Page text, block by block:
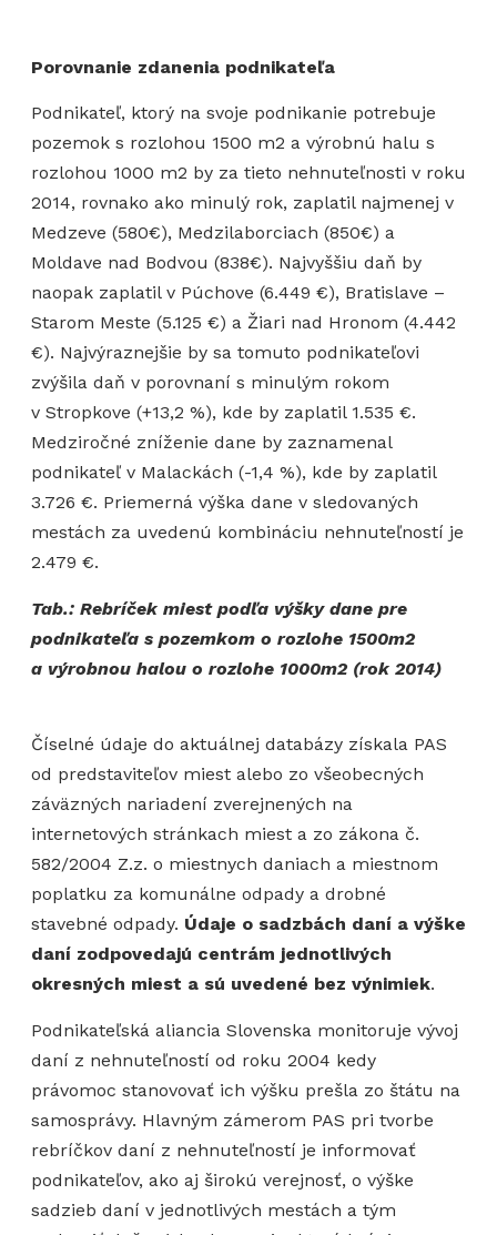
Porovnanie zdanenia podnikateľa
Podnikateľ, ktorý na svoje podnikanie potrebuje
pozemok s rozlohou 1500 m2 a výrobnú halu s
rozlohou 1000 m2 by za tieto nehnuteľnosti v roku
2014, rovnako ako minulý rok, zaplatil najmenej v
Medzeve (580€), Medzilaborciach (850€) a
Moldave nad Bodvou (838€). Najvyššiu daň by
naopak zaplatil v Púchove (6.449 €), Bratislave –
Starom Meste (5.125 €) a Žiari nad Hronom (4.442
€). Najvýraznejšie by sa tomuto podnikateľovi
zvýšila daň v porovnaní s minulým rokom
v Stropkove (+13,2 %), kde by zaplatil 1.535 €.
Medziročné zníženie dane by zaznamenal
podnikateľ v Malackách (-1,4 %), kde by zaplatil
3.726 €. Priemerná výška dane v sledovaných
mestách za uvedenú kombináciu nehnuteľností je
2.479 €.
Tab.: Rebríček miest podľa výšky dane pre
podnikateľa s pozemkom o rozlohe 1500m2
a výrobnou halou o rozlohe 1000m2 (rok 2014)
Číselné údaje do aktuálnej databázy získala PAS
od predstaviteľov miest alebo zo všeobecných
záväzných nariadení zverejnených na
internetových stránkach miest a zo zákona č.
582/2004 Z.z. o miestnych daniach a miestnom
poplatku za komunálne odpady a drobné
stavebné odpady. Údaje o sadzbách daní a výške
daní zodpovedajú centrám jednotlivých
okresných miest a sú uvedené bez výnimiek.
Podnikateľská aliancia Slovenska monitoruje vývoj
daní z nehnuteľností od roku 2004 kedy
právomoc stanovovať ich výšku prešla zo štátu na
samosprávy. Hlavným zámerom PAS pri tvorbe
rebríčkov daní z nehnuteľností je informovať
podnikateľov, ako aj širokú verejnosť, o výške
sadzieb daní v jednotlivých mestách a tým